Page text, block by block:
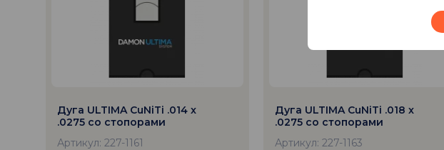
Дуга ULTIMA CuNiTi .014 x
.0275 со стопорами
Артикул: 227-1161
Дуга ULTIMA CuNiTi .018 x
.0275 со стопорами
Артикул: 227-1163